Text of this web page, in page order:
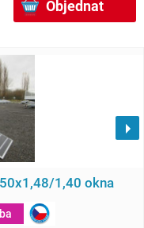
1,40 okna